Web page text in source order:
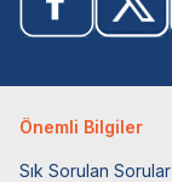
Önemli Bilgiler
Sık Sorulan Sorular